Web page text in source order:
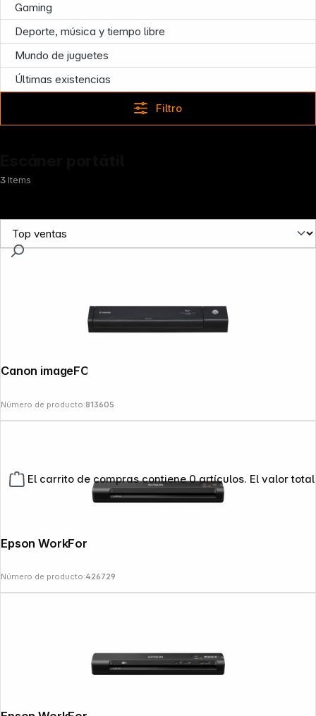
El carrito de compras contiene 0 artículos. El valor
Gaming
Deporte, música y tiempo libre
Mundo de juguetes
Últimas existencias
Filtro
3Items
Canon imageFORMULA P-208 II
Número de producto:813605
Epson WorkForce ES-50
Número de producto:426729
Copyright © 2000 - 2026 DIFOX. All rights reserved.